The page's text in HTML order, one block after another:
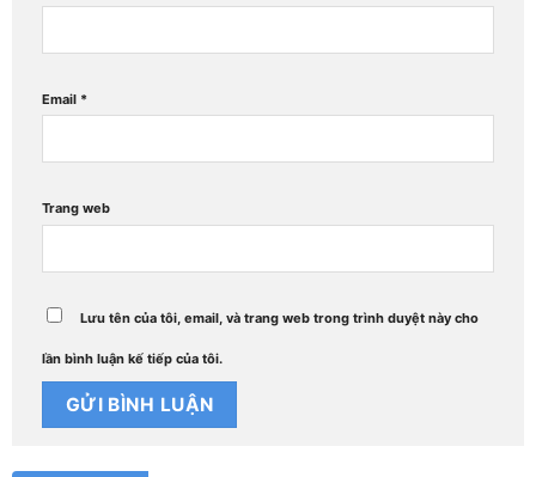
Email *
Trang web
Lưu tên của tôi, email, và trang web trong trình duyệt này cho
lần bình luận kế tiếp của tôi.